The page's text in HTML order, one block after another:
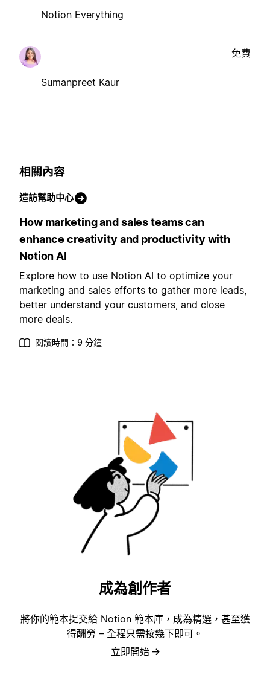
Notion Everything
Sumanpreet Kaur
免費
相關內容
造訪幫助中心
How marketing and sales teams can
enhance creativity and productivity with
Notion AI
Explore how to use Notion AI to optimize your
marketing and sales efforts to gather more leads,
better understand your customers, and close
more deals.
閱讀時間：9 分鐘
成為創作者
將你的範本提交給 Notion 範本庫，成為精選，甚至獲
得酬勞 – 全程只需按幾下即可。
立即開始 →